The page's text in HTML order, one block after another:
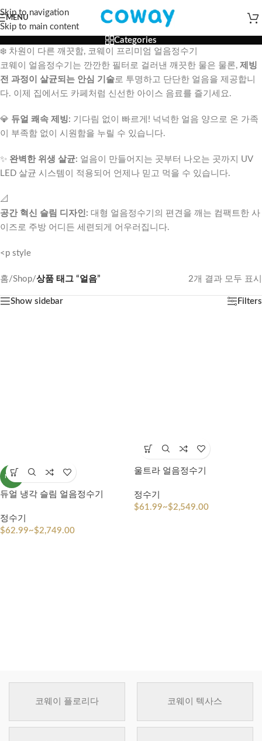
Skip to navigation
Skip to main content
MENU
Categories
❄️ 차원이 다른 깨끗함, 코웨이 프리미엄 얼음정수기
코웨이 얼음정수기는 깐깐한 필터로 걸러낸 깨끗한 물은 물론, 제빙
전 과정이 살균되는 안심 기술로 투명하고 단단한 얼음을 제공합니
다. 이제 집에서도 카페처럼 신선한 아이스 음료를 즐기세요.
💎 듀얼 쾌속 제빙: 기다림 없이 빠르게! 넉넉한 얼음 양으로 온 가족
이 부족함 없이 시원함을 누릴 수 있습니다.
✨ 완벽한 위생 살균: 얼음이 만들어지는 곳부터 나오는 곳까지 UV
LED 살균 시스템이 적용되어 언제나 믿고 먹을 수 있습니다.
📐
공간 혁신 슬림 디자인: 대형 얼음정수기의 편견을 깨는 컴팩트한 사
이즈로 주방 어디든 세련되게 어우러집니다.
<p style
홈/Shop/상품 태그 “얼음” 2개 결과 모두 표시
Show sidebar Filters
NEW
듀얼 냉각 슬림 얼음정수기
정수기
$62.99~$2,749.00
울트라 얼음정수기
정수기
$61.99~$2,549.00
코웨이 플로리다 코웨이 텍사스